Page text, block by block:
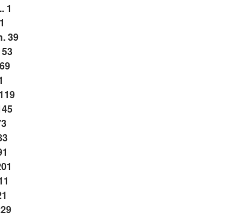
1
39